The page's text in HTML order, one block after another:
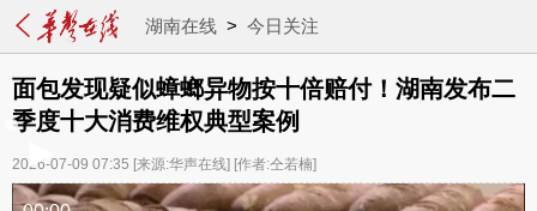
湖南在线> 今日关注
面包发现疑似蟑螂异物按十倍赔付！湖南发布二
季度十大消费维权典型案例
2026-07-09 07:35 [来源:华声在线] [作者:仝若楠]